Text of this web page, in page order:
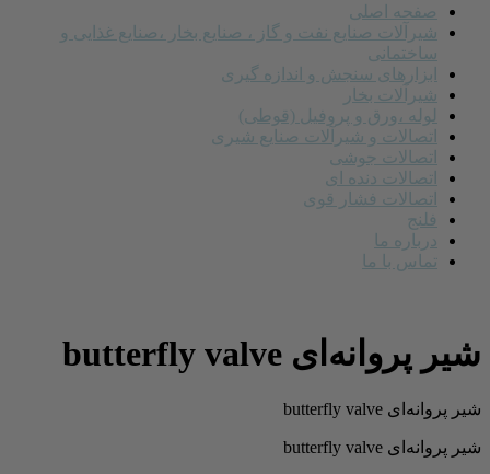
صفحه اصلی
شیرآلات صنایع نفت و گاز ، صنایع بخار ،صنایع غذایی و
ساختمانی
ابزارهای سنجش و اندازه گیری
شیرآلات بخار
لوله ،ورق و پروفیل (قوطی)
اتصالات و شیرآلات صنایع شیری
اتصالات جوشی
اتصالات دنده ای
اتصالات فشار قوی
فلنج
درباره ما
تماس با ما
شیر پروانه‌ای butterfly valve
شیر پروانه‌ای butterfly valve
شیر پروانه‌ای butterfly valve